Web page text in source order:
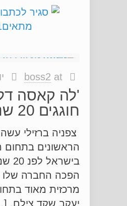
boss2 at
'לה קאסה
חוגגים 20 שנה
צפניה ברזילי
הראשונים בתחום
הפכה החברה שלו
מרכזית מאוד
יעקב שקד צילם,